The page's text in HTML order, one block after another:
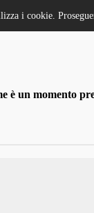
è un momento
i cookie.